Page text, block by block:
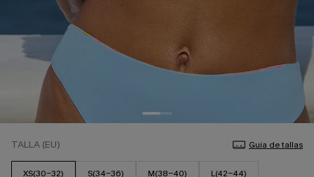
TALLA (EU) Guía de tallas
XS(30-32) S(34-36) M(38-40) L(42-44)